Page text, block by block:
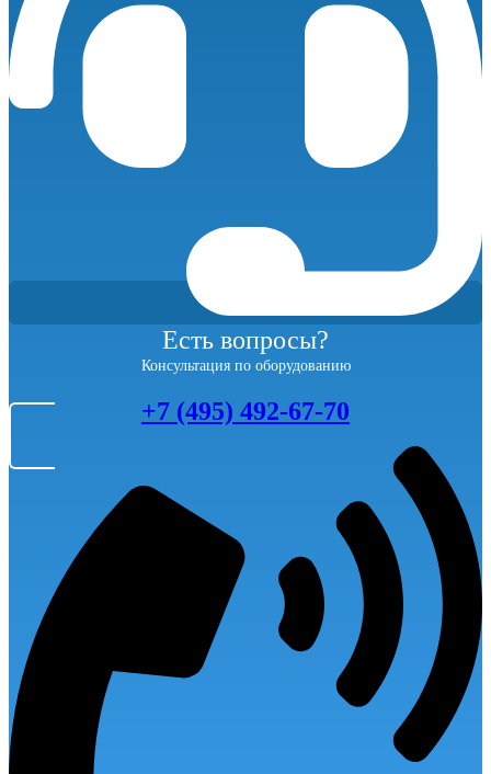
количество
Есть вопросы?
Консультация по оборудованию
+7 (495) 492-67-70